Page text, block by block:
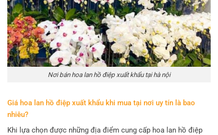
Nơi bán hoa lan hồ điệp xuất khẩu tại hà nội
Giá hoa lan hồ điệp xuất khẩu khi mua tại nơi uy tín là bao
nhiêu?
Khi lựa chọn được những địa điểm cung cấp hoa lan hồ điệp